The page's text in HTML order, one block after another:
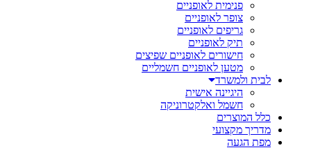
פנימית לאופניים
צופר לאופניים
גריפים לאופניים
תיק לאופניים
חישורים לאופניים שפיצים
מטען לאופניים חשמליים
לבית ולמשרד
היגיינה אישית
חשמל ואלקטרוניקה
כלל המוצרים
מדריך מקצועי
מפת הגעה